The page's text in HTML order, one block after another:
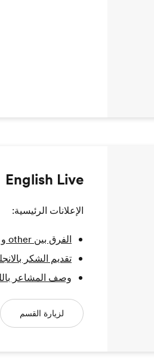
English Live
الإعلانات الرئيسية:
الفرق بين other و another في اللغة الإنجليزية
تقديم الشكر
وصف المشاعر
لزيارة القسم